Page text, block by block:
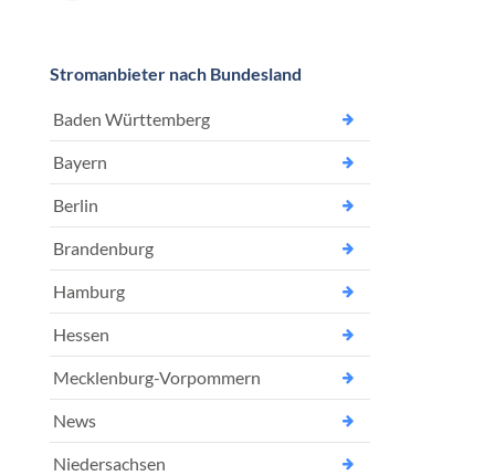
Stromanbieter nach Bundesland
Baden Württemberg
Bayern
Berlin
Brandenburg
Hamburg
Hessen
Mecklenburg-Vorpommern
News
Niedersachsen